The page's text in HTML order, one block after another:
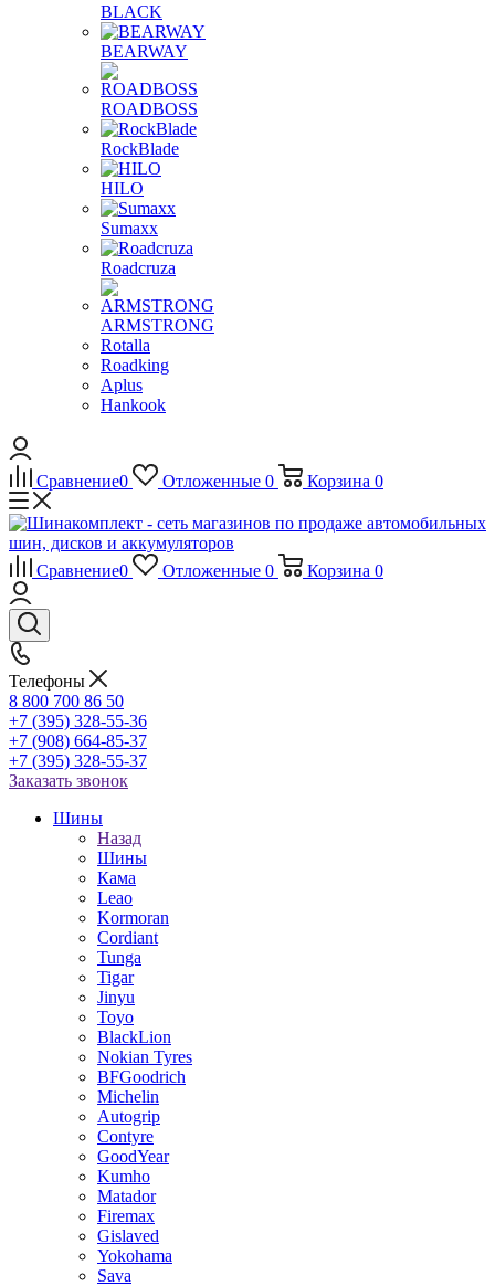
BLACK
BEARWAY
ROADBOSS
RockBlade
HILO
Sumaxx
Roadcruza
ARMSTRONG
Rotalla
Roadking
Aplus
Hankook
Сравнение0 Отложенные 0 Корзина 0
Сравнение0 Отложенные 0 Корзина 0
Телефоны
8 800 700 86 50
+7 (395) 328-55-36
+7 (908) 664-85-37
+7 (395) 328-55-37
Заказать звонок
Шины
Назад
Шины
Кама
Leao
Kormoran
Cordiant
Tunga
Tigar
Jinyu
Toyo
BlackLion
Nokian Tyres
BFGoodrich
Michelin
Autogrip
Contyre
GoodYear
Kumho
Matador
Firemax
Gislaved
Yokohama
Sava